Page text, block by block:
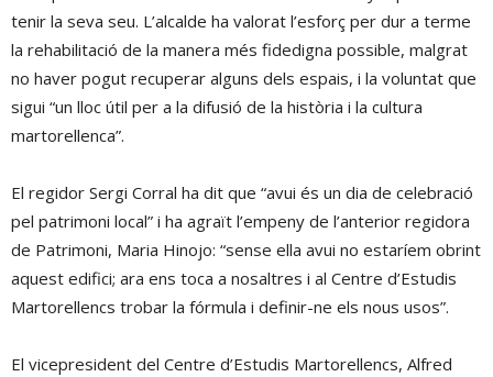
tenir la seva seu. L’alcalde ha valorat l’esforç per dur a terme
la rehabilitació de la manera més fidedigna possible, malgrat
no haver pogut recuperar alguns dels espais, i la voluntat que
sigui “un lloc útil per a la difusió de la història i la cultura
martorellenca”.
El regidor Sergi Corral ha dit que “avui és un dia de celebració
pel patrimoni local” i ha agraït l’empeny de l’anterior regidora
de Patrimoni, Maria Hinojo: “sense ella avui no estaríem obrint
aquest edifici; ara ens toca a nosaltres i al Centre d’Estudis
Martorellencs trobar la fórmula i definir-ne els nous usos”.
El vicepresident del Centre d’Estudis Martorellencs, Alfred